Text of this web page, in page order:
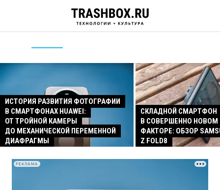
ИСТОРИЯ РАЗВИТИЯ ФОТОГРАФИИ
В СМАРТФОНАХ HUAWEI:
ОТ ТРОЙНОЙ КАМЕРЫ
ДО МЕХАНИЧЕСКОЙ ПЕРЕМЕННОЙ
ДИАФРАГМЫ
СКЛАДНОЙ СМАРТФОН
В СОВЕРШЕННО
ФАКТОРЕ: ОБЗОР
Z FOLD8
РЕКЛАМА